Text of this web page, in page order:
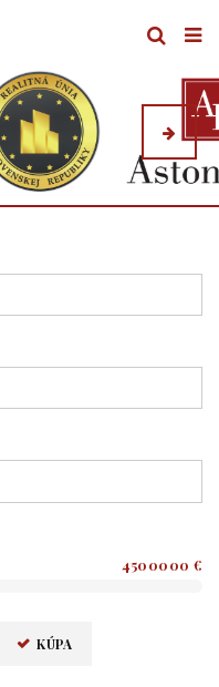
4500000 €
KÚPA